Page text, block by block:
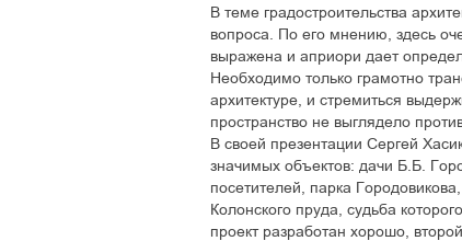
В теме градостроительства
вопроса. По его мнению, здесь
выражена и априори дает
Необходимо только грамотно
архитектуре, и стремиться
пространство не выглядело
В своей презентации Сергей
значимых объектов: дачи Б.Б.
посетителей, парка
Колонского пруда, судьба
проект разработан хорошо,